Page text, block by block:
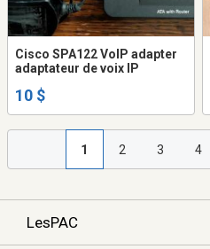
Cisco SPA122 VoIP adapter
adaptateur de voix IP
10 $
1 2 3 4
LesPAC